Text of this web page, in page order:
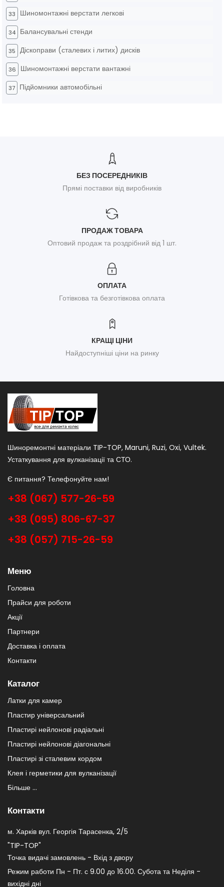
33 Шиномонтажні верстати легкові
34 Балансувальні стенди
35 Діскоправи (сталевих і литих) дисків
36 Шиномонтажні верстати вантажні
37 Підйомники автомобільні
БЕЗ ПОСЕРЕДНИКІВ
Прямі поставки від виробників
ПРОДАЖ ТОВАРА
Оптовий продаж та роздрібний від 1 шт.
ОПЛАТА
Готівкова та безготівкова оплата
КРАЩІ ЦІНИ
Найдоступніші ціни на ринку
Шиноремонтні матеріали TIP-TOP, Maruni, Ruzi, Oxi, Vultek.
Устаткування для вулканізації та СТО.
Є питання? Телефонуйте нам!
+38 (067) 577-26-59
+38 (095) 806-67-37
+38 (057) 715-26-59
Меню
Головна
Прайси для роботи
Акції
Партнери
Доставка і оплата
Контакти
Каталог
Латки для камер
Пластир універсальний
Пластирі нейлонові радіальні
Пластирі нейлонові діагональні
Пластирі зі сталевим кордом
Клея і герметики для вулканізації
Більше ...
Контакти
м. Харків вул. Георгія Тарасенка, 2/5
"TIP-TOP"
Точка видачі замовлень - Вхід з двору
Режим работи Пн - Пт. с 9.00 до 16.00. Субота та Неділя -
вихідні дні